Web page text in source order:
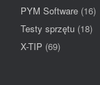
PYM Software (16)
Testy sprzętu (18)
X-TIP (69)